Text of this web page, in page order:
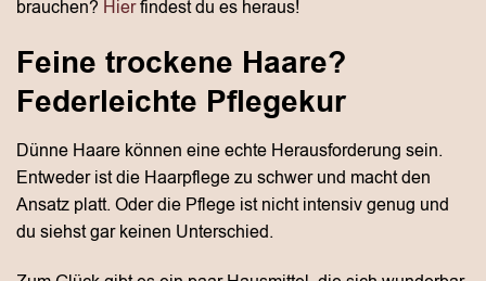
brauchen? Hierfindest du es heraus!
Feine trockene Haare?
Federleichte Pflegekur
Dünne Haare können eine echte Herausforderung sein.
Entweder ist die Haarpflege zu schwer und macht den
Ansatz platt. Oder die Pflege ist nicht intensiv genug und
du siehst gar keinen Unterschied.